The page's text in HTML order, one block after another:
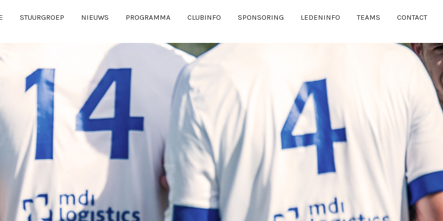
STUURGROEP NIEUWS PROGRAMMA CLUBINFO SPONSORING LEDENINFO TEAMS CONTACT